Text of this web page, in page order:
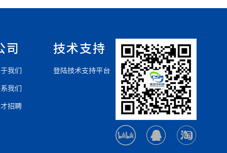
司
我们
我们
招聘
技术支持
登陆技术支持平台